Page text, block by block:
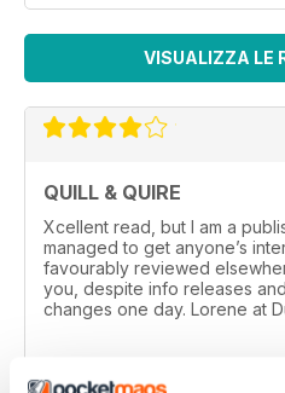
VISUALIZZA LE
QUILL & QUIRE
Xcellent read, but I am a
managed to get anyone’s
favourably reviewed
you, despite info releases
changes one day. Lorene at